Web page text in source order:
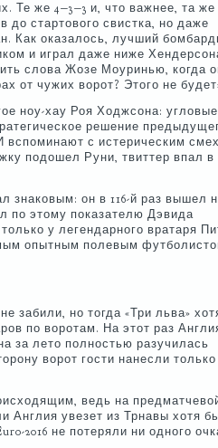
Те же 4−3−3 и, что важнее, та же
до стартового свистка, но даже
Как оказалось, лучший
и играл даже ниже
слова Жозе Моуринью, когда
от чужих ворот? Этого не
ноу-хау Роя Ходжсона: угловые
решение
вспоминают с истерическим
подошел Руни, твиттер впал в
знаковым: он в 116-й раз вышел
по этому показателю Дэвида
у легендарного вратаря
опытным полевым
забили, но тогда «Три льва»
по воротам. На этот раз
за лето полностью разучилась
ворот гости нанесли
ведь на
Англия увезет из Трнавы хотя
2016 не потеряли ни одного